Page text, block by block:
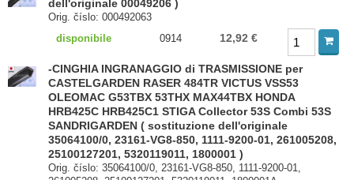
dell'originale 00049206 )
Orig. číslo: 000492063
disponibile
0914 12,92 €
-CINGHIA INGRANAGGIO di TRASMISSIONE per
CASTELGARDEN RASER 484TR VICTUS VSS53
OLEOMAC G53TBX 53THX MAX44TBX HONDA
HRB425C HRB425C1 STIGA Collector 53S Combi 53S
SANDRIGARDEN ( sostituzione dell'originale
35064100/0, 23161-VG8-850, 1111-9200-01, 261005208,
25100127201, 5320119011, 1800001 )
Orig. číslo: 35064100/0, 23161-VG8-850, 1111-9200-01,